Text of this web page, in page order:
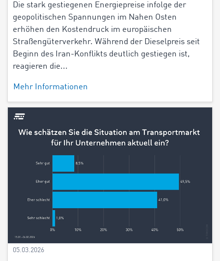
Die stark gestiegenen Energiepreise infolge der
geopolitischen Spannungen im Nahen Osten
erhöhen den Kostendruck im europäischen
Straßengüterverkehr. Während der Dieselpreis seit
Beginn des Iran-Konflikts deutlich gestiegen ist,
reagieren die...
Mehr Informationen
05.03.2026